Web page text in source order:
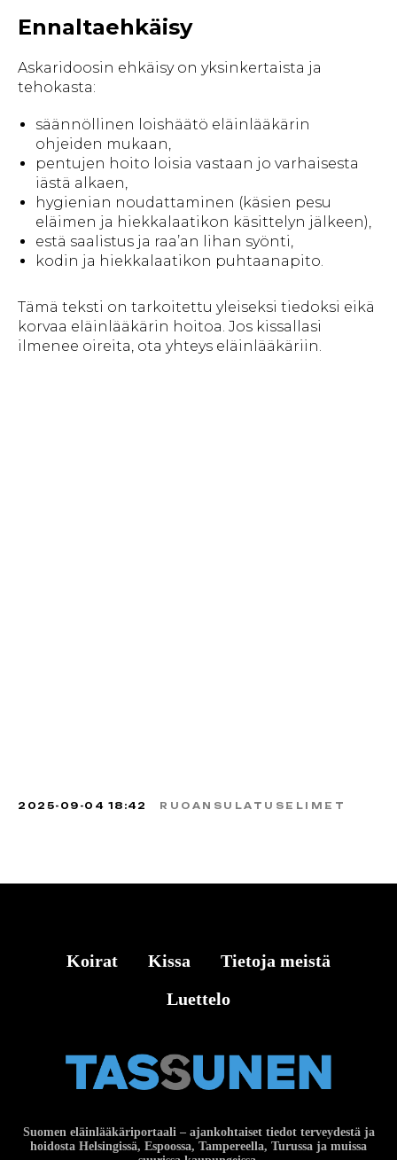
Ennaltaehkäisy
Askaridoosin ehkäisy on yksinkertaista ja
tehokasta:
säännöllinen loishäätö eläinlääkärin
ohjeiden mukaan,
pentujen hoito loisia vastaan jo varhaisesta
iästä alkaen,
hygienian noudattaminen (käsien pesu
eläimen ja hiekkalaatikon käsittelyn jälkeen),
estä saalistus ja raa’an lihan syönti,
kodin ja hiekkalaatikon puhtaanapito.
Tämä teksti on tarkoitettu yleiseksi tiedoksi eikä
korvaa eläinlääkärin hoitoa. Jos kissallasi
ilmenee oireita, ota yhteys eläinlääkäriin.
2025-09-04 18:42 RUOANSULATUSELIMET
Koirat Kissa
Tietoja meistä
Luettelo
Suomen eläinlääkäriportaali – ajankohtaiset tiedot terveydestä ja
hoidosta Helsingissä, Espoossa, Tampereella, Turussa ja muissa